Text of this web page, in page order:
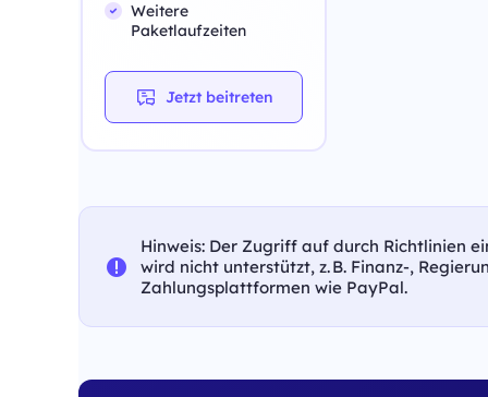
Weitere
Paketlaufzeiten
Jetzt beitreten
Hinweis: Der Zugriff auf durch Richtlinien
wird nicht unterstützt, z. B. Finanz-,
Zahlungsplattformen wie PayPal.